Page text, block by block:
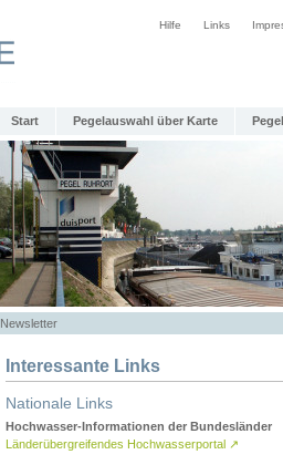
Hilfe Links
Start Pegelauswahl über Karte
Newsletter
Interessante Links
Nationale Links
Hochwasser-Informationen der Bundesländer
Länderübergreifendes Hochwasserportal ↗